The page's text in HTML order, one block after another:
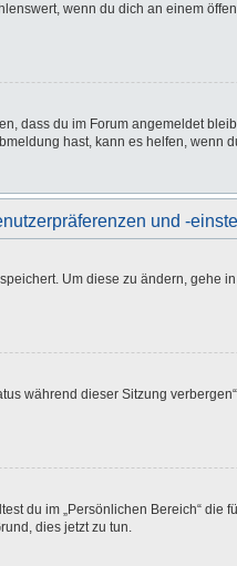
wenn du dich an einem
dass du im Forum angemeldet
hast, kann es helfen, wenn
und -
Um diese zu ändern, gehe
während dieser Sitzung
du im „Persönlichen Bereich“
dies jetzt zu tun.